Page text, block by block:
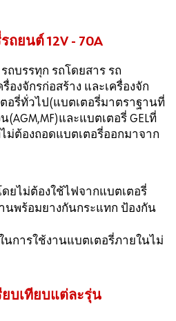
ถยนต์ 12V - 70A
ถบรรทุก รถโดยสาร รถ
องจักรก่อสร้าง และเครื่องจัก
อรี่ทั่วไป(แบตเตอรี่มาตราฐานที่
และแบตเตอรี่ GELที่
ม่ต้องถอดแบตเตอรี่ออกมาจาก
ยไม่ต้องใช้ไฟจากแบตเตอรี่
นพร้อมยางกันกระแทก ป้องกัน
การใช้งานแบตเตอรี่ภายในไม่
ยบเทียบแต่ละรุ่น